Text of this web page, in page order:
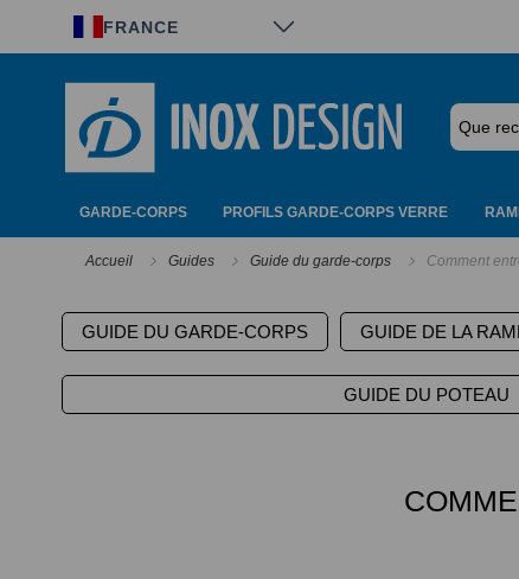
FRANCE
GARDE-CORPS PROFILS GARDE-CORPS VERRE
Accueil Guides Guide du garde-corps Comment
GUIDE DU GARDE-CORPS GUIDE DE LA
GUIDE DU POTEAU
Panneau de gestion des cookies